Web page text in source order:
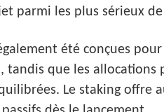
parmi les plus sérieux
été conçues
tandis que les
Le staking offre